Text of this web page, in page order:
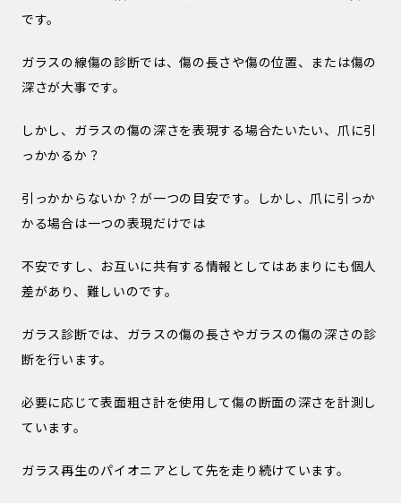
です。
ガラスの線傷の診断では、傷の長さや傷の位置、または傷の
深さが大事です。
しかし、ガラスの傷の深さを表現する場合たいたい、爪に引
っかかるか？
引っかからないか？が一つの目安です。しかし、爪に引っか
かる場合は一つの表現だけでは
不安ですし、お互いに共有する情報としてはあまりにも個人
差があり、難しいのです。
ガラス診断では、ガラスの傷の長さやガラスの傷の深さの診
断を行います。
必要に応じて表面粗さ計を使用して傷の断面の深さを計測し
ています。
ガラス再生のパイオニアとして先を走り続けています。